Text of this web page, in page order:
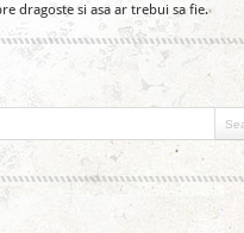
dragoste si asa ar trebui sa fie.